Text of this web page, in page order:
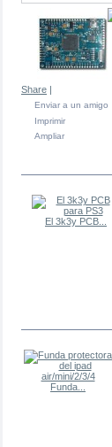
Share |
Enviar a un amigo
Imprimir
Ampliar
El 3k3y PCB...
Funda...